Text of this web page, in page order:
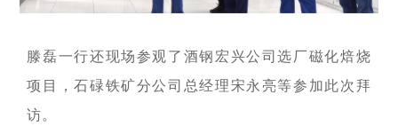
海南矿业成立于2007年，
团共同出资成立，2014年
在上海证券交易所挂牌上
市（股票代码：
601969）。
面向全球，绿色发展，持
续成长"的发展理念，积极
响应"双碳"目标行动，切实
履行企业社会责任，与利
益相关方共享发展成果。
者的关切问题，增进投资
的认同感，努力构建和谐
互信的资本市场生态圈。
滕磊一行还现场参观了酒钢宏兴公司选厂磁化焙烧
项目，石碌铁矿分公司总经理宋永亮等参加此次拜
访。